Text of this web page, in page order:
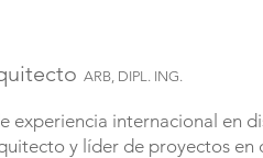
ARB, DIPL. ING.
experiencia internacional en
y líder de proyectos en